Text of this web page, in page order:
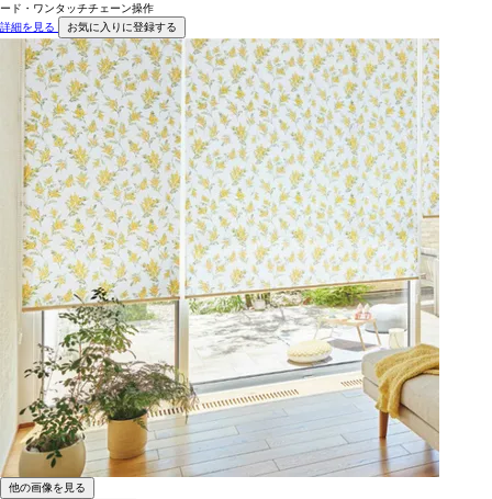
ード・ワンタッチチェーン操作
詳細を見る
お気に入りに登録する
他の画像を見る